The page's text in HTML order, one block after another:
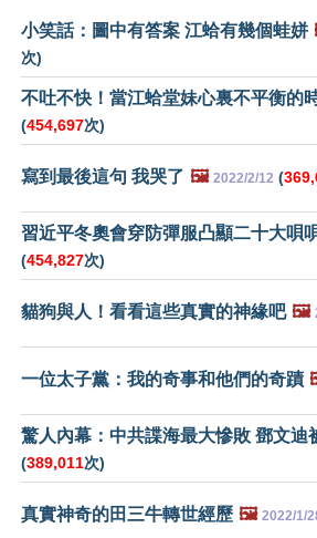
小笑話：圖中有答案 江蛤有幾個蛙姘
次)
不吐不快！當江蛤堂妹心裏不平衡的
(454,697次)
寫到最後這句 我哭了 🖼️ 2022/2/12 (
習近平冬奧會穿防彈服凸顯二十大唄
(454,827次)
貓狗與人！看看這些真實的神緣吧 🖼️
一位太子黨：我的奇事和他們的奇蹟
驚人內幕：中共諜海最大慘敗 鄧文迪
(389,011次)
真實神奇的田三牛轉世經歷 🖼️ 2022/1/